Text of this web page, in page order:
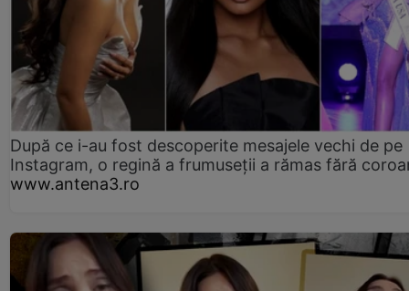
După ce i-au fost descoperite mesajele vechi de pe
Instagram, o regină a frumuseții a rămas fără
www.antena3.ro